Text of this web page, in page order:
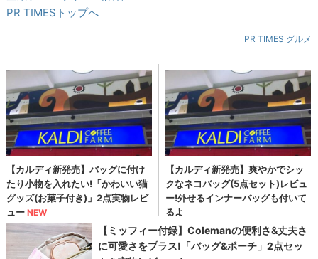
PR TIMESトップへ
PR TIMES グルメ